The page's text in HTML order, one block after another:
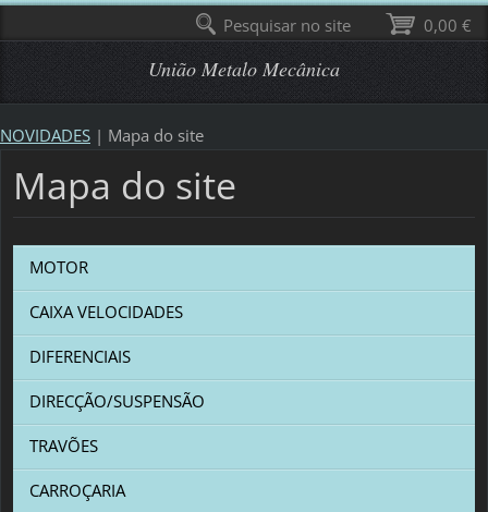
União Metalo Mecânica
NOVIDADES | Mapa do site
Mapa do site
MOTOR
CAIXA VELOCIDADES
DIFERENCIAIS
DIRECÇÃO/SUSPENSÃO
TRAVÕES
CARROÇARIA
0,00 €
Pesquisar no site